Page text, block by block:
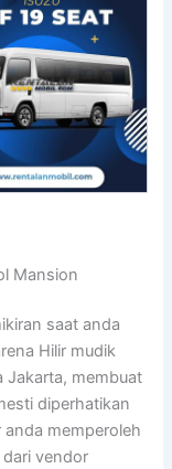
Mansion
saat anda
Hilir mudik
Jakarta, membuat
diperhatikan
memperoleh
vendor